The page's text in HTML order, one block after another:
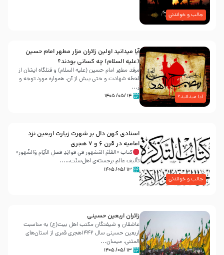
جالب و خواندنی
آیا میدانید؟
آیا میدانید اولین زائران مزار مطهر امام حسین
(علیه السلام) چه کسانی بودند؟
مرقد مطهر امام حسین (علیه السلام) و قتلگاه ایشان از
لحظه شهادت و حتی پیش از آن، همواره مورد توجه و
ز...
۱۴ /۰۵/ ۱۴۰۵
جالب و خواندنی
اسنادی کهن دال بر شهرت زیارت اربعین نزد
امامیه در قرن ۶ و ۷ هجری
کتاب «العَلَمُ المَشهور في فَوائِدِ فَضلِ الأيّامِ وَالشُّهورِ»
تألیف عالم برجسته‌ی اهل‌سنّت…...
۱۳ /۰۵/ ۱۴۰۵
زائران اربعین حسینی
عاشقان و شیفتگان مکتب اهل بیت(ع) به مناسبت
اربعین حسینی سال ۱۴۴۲هجری قمری از استان‌های
المثنی، میسان...
۱۳ /۰۵/ ۱۴۰۵